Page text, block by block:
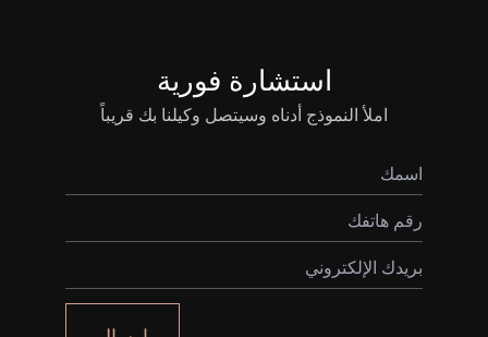
استشارة فورية
املأ النموذج أدناه وسيتصل وكيلنا بك قريباً